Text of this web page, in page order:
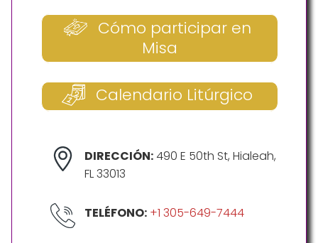
Cómo participar en
Misa
Calendario Litúrgico
DIRECCIÓN:490 E 50th St, Hialeah,
FL 33013
TELÉFONO: +1 305-649-7444